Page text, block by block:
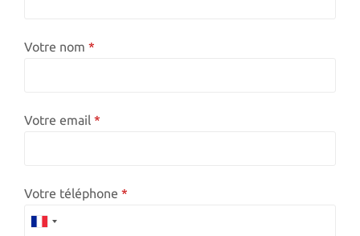
Votre nom
Votre email
Votre téléphone
F